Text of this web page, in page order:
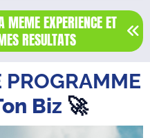
MEME EXPERIENCE ET
RESULTATS
Biz 🚀